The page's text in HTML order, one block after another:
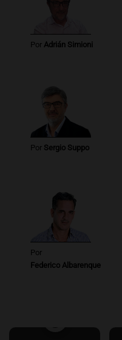
Por Adrián Simioni
Por Sergio Suppo
Por
Federico Albarenque